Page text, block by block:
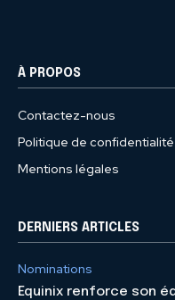
À PROPOS
Contactez-nous
Politique de confidentialité
Mentions légales
DERNIERS ARTICLES
Nominations
Equinix renforce son